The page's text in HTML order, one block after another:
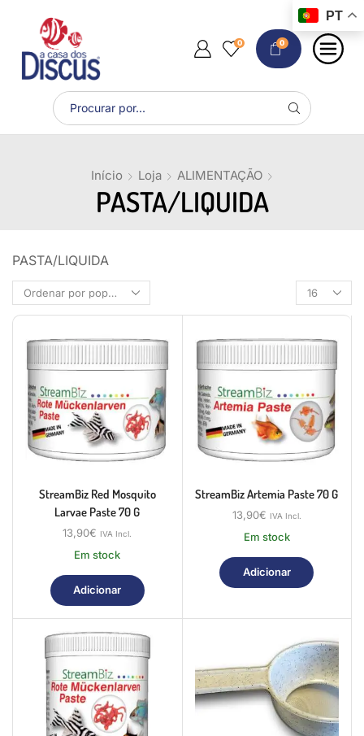
0 0
Início Loja ALIMENTAÇÃO
PASTA/LIQUIDA
PASTA/LIQUIDA
StreamBiz Red Mosquito
Larvae Paste 70 G
13,90€ IVA Incl.
Em stock
Adicionar
StreamBiz Artemia Paste 70 G
13,90€ IVA Incl.
Em stock
Adicionar
PT